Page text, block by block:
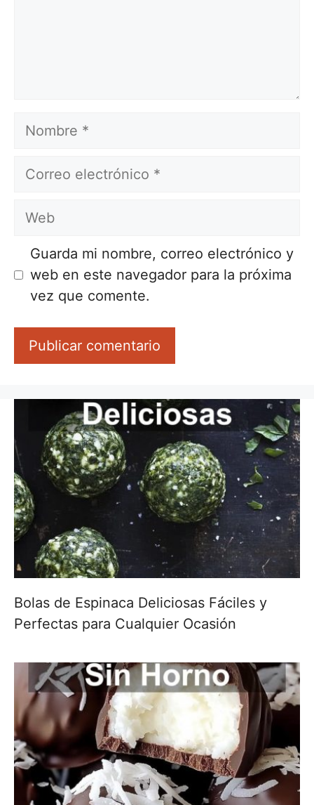
Nombre
Correo
Web
Guarda mi nombre, correo electrónico y
web en este navegador para la próxima
vez que comente.
Bolas de Espinaca Deliciosas Fáciles y
Perfectas para Cualquier Ocasión